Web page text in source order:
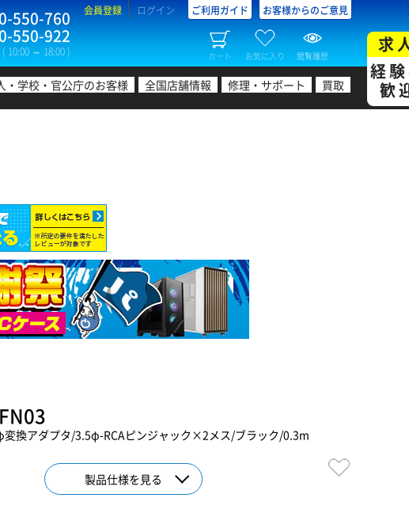
550-760
550-922
10:00 ～ 18:00 )
会員登録 ログイン ご利用ガイド お客様からのご意見
カート お気に入り 閲覧履歴
・学校・官公庁のお客様 全国店舗情報 修理・サポート 買取
求
経
歓
変換アダプタ/3.5φ-RCAピンジャック×2メス/ブラック/0.3m
製品仕様を見る